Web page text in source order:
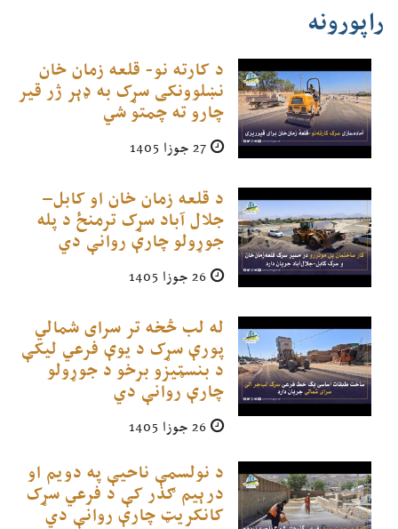
راپورونه
د کارته نو- قلعه زمان خان
نښلوونکی سړک به ډېر ژر قیر
چارو ته چمتو شي
د قلعه زمان خان او کابل–
جلال آباد سړک ترمنځ د پله
جوړولو چارې روانې دي
له لب څخه تر سرای شمالي
پورې سړک د یوې فرعي لیکې
د بنسټیزو برخو د جوړولو
چارې روانې دي
د نولسمې ناحیې په دویم او
درېیم ګذر کې د فرعي سړک
کانکریټ چارې روانې دي